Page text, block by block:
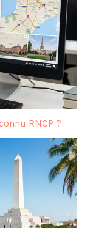
RNCP ?